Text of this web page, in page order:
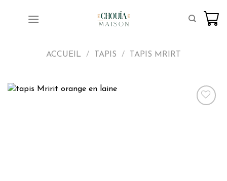
ACCUEIL / TAPIS / TAPIS MRIRT